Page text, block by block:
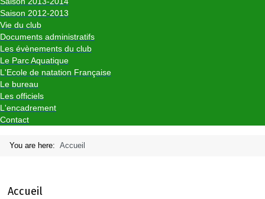
Saison 2012-2013
Vie du club
Documents administratifs
Les évènements du club
Le Parc Aquatique
L'Ecole de natation Française
Le bureau
Les officiels
L'encadrement
Contact
You are here: Accueil
Accueil